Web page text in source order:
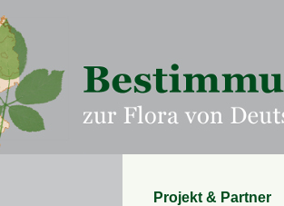
Projekt & Partner